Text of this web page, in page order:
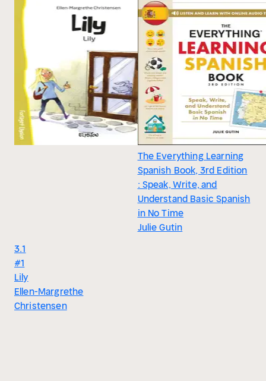
3.1
#1
Lily
Ellen-Margrethe
Christensen
The Everything Learning
Spanish Book, 3rd Edition
: Speak, Write, and
Understand Basic Spanish
in No Time
Julie Gutin